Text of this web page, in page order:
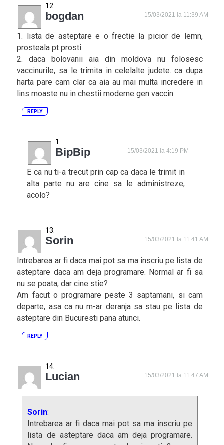
bogdan 15/03/2021 la 11:39 AM
1. lista de asteptare e o frectie la picior de lemn,
prosteala pt prosti.
2. daca bolovanii aia din moldova nu folosesc
vaccinurile, sa le trimita in celelalte judete. ca dupa
harta pare cam clar ca aia au mai multa incredere in
lins moaste nu in chestii moderne gen vaccin
REPLY
BipBip 15/03/2021 la 4:19 PM
E ca nu ti-a trecut prin cap ca daca le trimit in
alta parte nu are cine sa le administreze,
acolo?
Sorin 15/03/2021 la 11:41 AM
Intrebarea ar fi daca mai pot sa ma inscriu pe lista de
asteptare daca am deja programare. Normal ar fi sa
nu se poata, dar cine stie?
Am facut o programare peste 3 saptamani, si cam
departe, asa ca nu m-ar deranja sa stau pe lista de
asteptare din Bucuresti pana atunci.
REPLY
Lucian 15/03/2021 la 11:47 AM
Sorin:
Intrebarea ar fi daca mai pot sa ma inscriu pe
lista de asteptare daca am deja programare.